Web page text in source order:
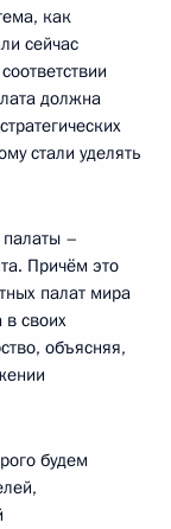
как
сейчас
должна
стали уделять
–
Причём это
палат мира
в своих
объясняя,
будем